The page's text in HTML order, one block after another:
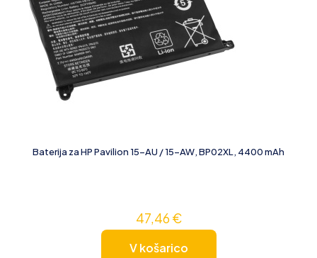
Baterija za HP Pavilion 15-AU / 15-AW, BP02XL, 4400 mAh
47,46€
V košarico